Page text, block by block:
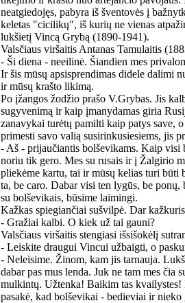
neatgiedojęs, pabyra iš šventovės į
keletas "cicilikų", iš kurių ne vienas
lukšietį Vincą Grybą (1890-1941).
Valsčiaus viršaitis Antanas Tamulaitis
- Ši diena - neeilinė. Šiandien mes
Ir šis mūsų apsisprendimas didele dalimi
ir mūsų krašto likimą.
Po įžangos žodžio prašo V.Grybas. Jis
sugyvenimą ir kaip įmanydamas giria
zanavykai turėtų pamilti kaip patys save,
primesti savo valią susirinkusiesiems, jis
- Aš - prijaučiantis bolševikams. Kaip visi
noriu tik gero. Mes su rusais ir į Žalgirio
pliekėme kartu, tai ir mūsų kelias turi būti
ta, be caro. Dabar visi ten lygūs, be ponų,
su bolševikais, būsime laimingi.
Kažkas spiegiančiai sušvilpė. Dar
- Gražiai kalbi. O kiek už tai gauni?
Valsčiaus viršaitis stengiasi išsišokėlį
- Leiskite draugui Vincui užbaigti, o
- Neleisime. Žinom, kam jis tarnauja.
dabar pas mus lenda. Juk ne tam mes čia
mulkintų. Užtenka! Baikim tas kvailystes!
pasakė, kad bolševikai - bedieviai ir